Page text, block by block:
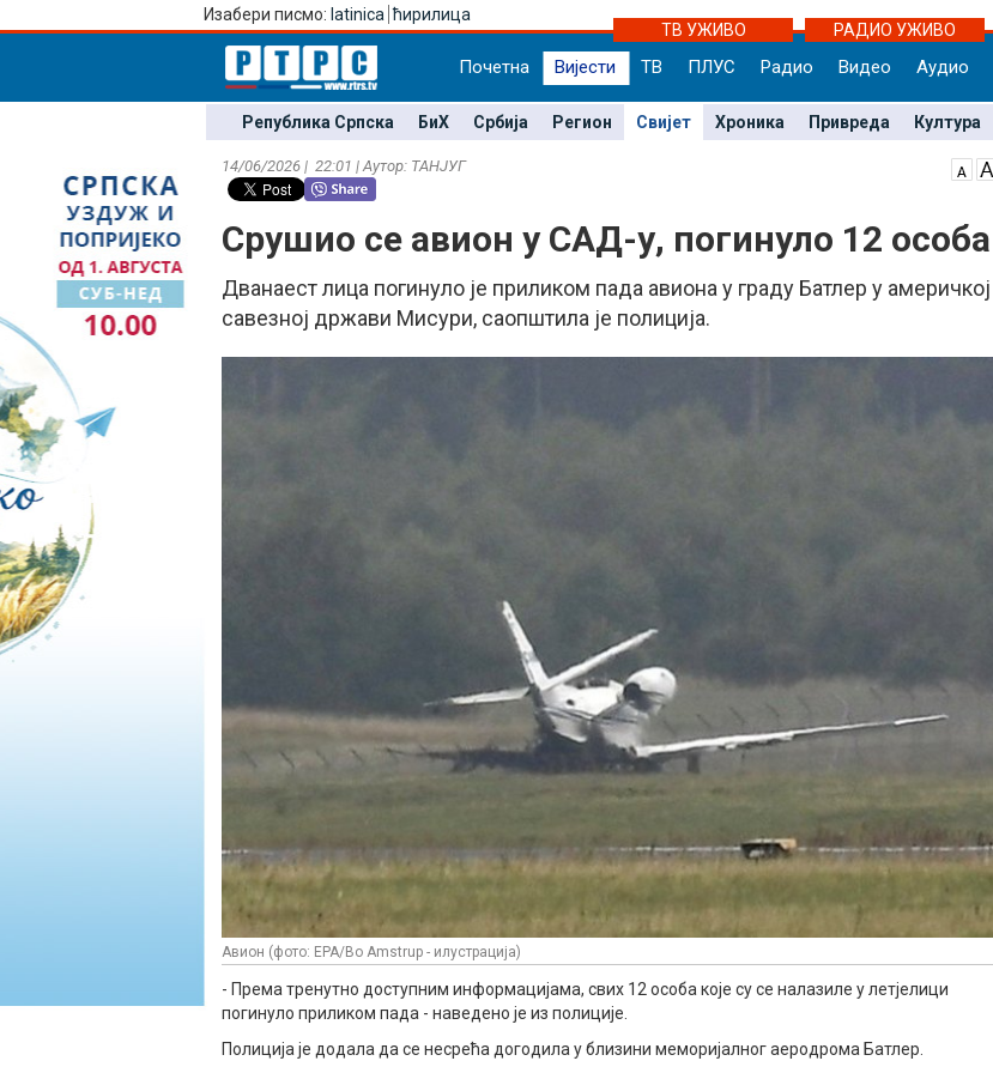
Изабери писмо: latinica ћирилица
ТВ УЖИВО
РАДИО УЖИВО
Почетна Вијести ТВ ПЛУС Радио Видео Аудио
Република Српска БиХ Србија Регион Свијет Хроника Привреда Култура
14/06/2026 | 22:01 | Аутор: ТАНЈУГ
Срушио се авион у САД-у, погинуло 12 особа
Дванаест лица погинуло је приликом пада авиона у граду Батлер у америчкој
савезној држави Мисури, саопштила је полиција.
Авион (фото: EPA/Bo Amstrup - илустрација)
- Према тренутно доступним информацијама, свих 12 особа које су се налазиле у летјелици
погинуло приликом пада - наведено је из полиције.
Полиција је додала да се несрећа догодила у близини меморијалног аеродрома Батлер.